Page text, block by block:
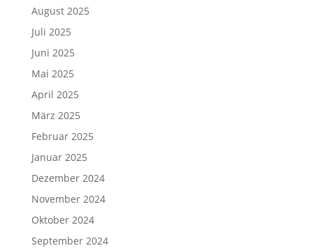
August 2025
Juli 2025
Juni 2025
Mai 2025
April 2025
März 2025
Februar 2025
Januar 2025
Dezember 2024
November 2024
Oktober 2024
September 2024